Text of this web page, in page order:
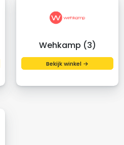
Wehkamp (3)
Bekijk winkel →